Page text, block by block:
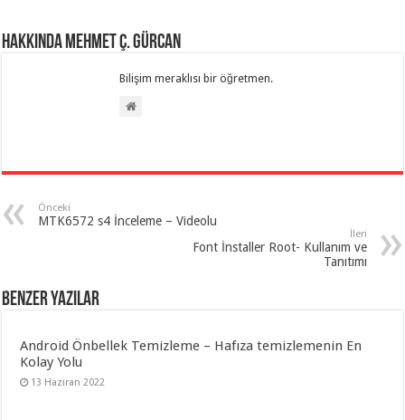
Hakkında Mehmet Ç. Gürcan
Bilişim meraklısı bir öğretmen.
Önceki
MTK6572 s4 İnceleme – Videolu
İleri
Font İnstaller Root- Kullanım ve
Tanıtımı
Benzer Yazılar
Android Önbellek Temizleme – Hafıza temizlemenin En
Kolay Yolu
13 Haziran 2022